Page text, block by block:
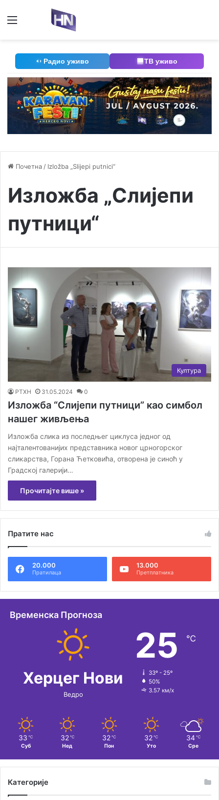
Радио уживо ТВ уживо
Почетна / Izložba „Slijepi putnici“
Изложба „Слијепи
путници“
Култура
РТХН 31.05.2024 0
Изложба “Слијепи путници” као симбол
нашег живљења
Изложба слика из последњег циклуса једног од
најталентованијих представника новог црногорског
сликарства, Горана Ћетковића, отворена је синоћ у
Градској галерији…
Прочитајте више »
Пратите нас
20.000
Пратилаца
13.000
Претплатника
Временска Прогноза
Херцег Нови
Ведро
25 ℃
33º - 25º
50%
3.57 км/х
33 ℃
Суб
32 ℃
Нед
32 ℃
Пон
32 ℃
Уто
34 ℃
Сре
Категорије